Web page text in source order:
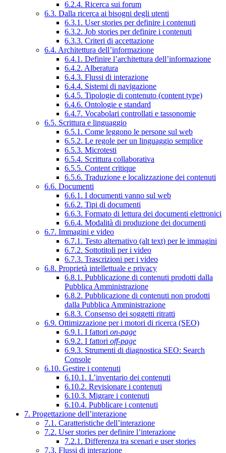
6.2.4. Ricerca sui forum
6.3. Dalla ricerca ai bisogni degli utenti
6.3.1. User stories per definire i contenuti
6.3.2. Job stories per definire i contenuti
6.3.3. Criteri di accettazione
6.4. Architettura dell’informazione
6.4.1. Definire l’architettura dell’informazione
6.4.2. Alberatura
6.4.3. Flussi di interazione
6.4.4. Sistemi di navigazione
6.4.5. Tipologie di contenuto (content type)
6.4.6. Ontologie e standard
6.4.7. Vocabolari controllati e tassonomie
6.5. Scrittura e linguaggio
6.5.1. Come leggono le persone sul web
6.5.2. Le regole per un linguaggio semplice
6.5.3. Microtesti
6.5.4. Scrittura collaborativa
6.5.5. Content critique
6.5.6. Traduzione e localizzazione dei contenuti
6.6. Documenti
6.6.1. I documenti vanno sul web
6.6.2. Tipi di documenti
6.6.3. Formato di lettura dei documenti elettronici
6.6.4. Modalità di produzione dei documenti
6.7. Immagini e video
6.7.1. Testo alternativo (alt text) per le immagini
6.7.2. Sottotitoli per i video
6.7.3. Trascrizioni per i video
6.8. Proprietà intellettuale e privacy
6.8.1. Pubblicazione di contenuti prodotti dalla
Pubblica Amministrazione
6.8.2. Pubblicazione di contenuti non prodotti
dalla Pubblica Amministrazione
6.8.3. Consenso dei soggetti ritratti
6.9. Ottimizzazione per i motori di ricerca (SEO)
6.9.1. I fattori on-page
6.9.2. I fattori off-page
6.9.3. Strumenti di diagnostica SEO: Search
Console
6.10. Gestire i contenuti
6.10.1. L’inventario dei contenuti
6.10.2. Revisionare i contenuti
6.10.3. Migrare i contenuti
6.10.4. Pubblicare i contenuti
7. Progettazione dell’interazione
7.1. Caratteristiche dell’interazione
7.2. User stories per definire l’interazione
7.2.1. Differenza tra scenari e user stories
7.3. Flussi di interazione